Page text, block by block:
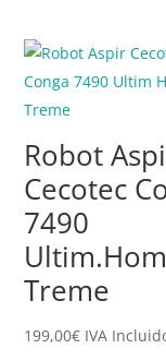
Robot
Cecotec
7490
Treme
199,00€ IVA